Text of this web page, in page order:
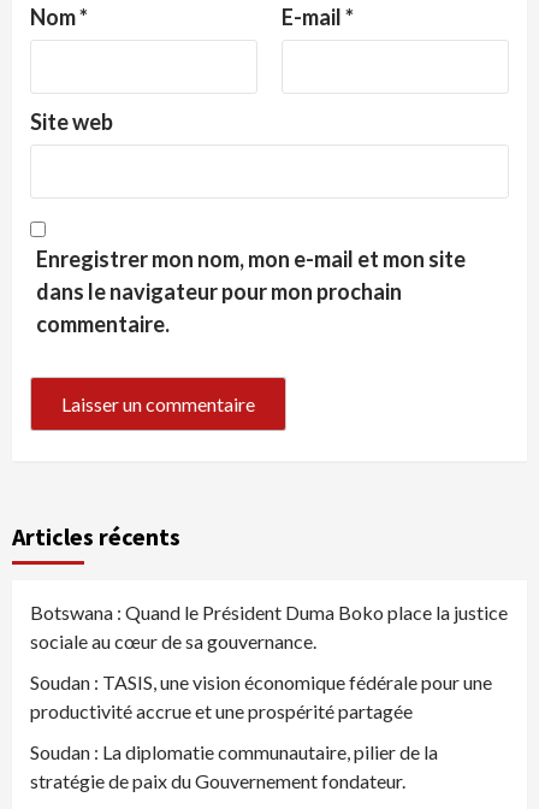
Nom* E-mail*
Site web
Enregistrer mon nom, mon e-mail et mon site
dans le navigateur pour mon prochain
commentaire.
Articles récents
Botswana : Quand le Président Duma Boko place la justice
sociale au cœur de sa gouvernance.
Soudan : TASIS, une vision économique fédérale pour une
productivité accrue et une prospérité partagée
Soudan : La diplomatie communautaire, pilier de la
stratégie de paix du Gouvernement fondateur.